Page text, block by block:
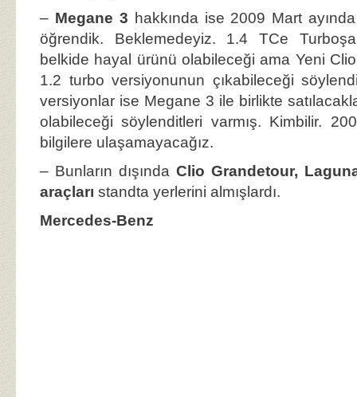
– Megane 3 hakkında ise 2009 Mart
öğrendik. Beklemedeyiz. 1.4 TCe
belkide hayal ürünü olabileceği ama Yeni
1.2 turbo versiyonunun çıkabileceği
versiyonlar ise Megane 3 ile birlikte
olabileceği söylenditleri varmış. Kimbilir.
bilgilere ulaşamayacağız.
– Bunların dışında Clio Grandetour,
araçları standta yerlerini almışlardı.
Mercedes-Benz